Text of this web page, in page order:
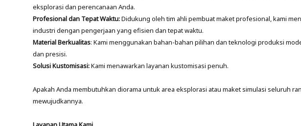
eksplorasi dan perencanaan Anda.
Profesional dan Tepat Waktu:Didukung oleh tim ahli pembuat maket profesional, kami
industri dengan pengerjaan yang efisien dan tepat waktu.
Material Berkualitas: Kami menggunakan bahan-bahan pilihan dan teknologi produksi
dan presisi.
Solusi Kustomisasi:Kami menawarkan layanan kustomisasi penuh.
Apakah Anda membutuhkan diorama untuk area eksplorasi atau maket simulasi seluruh
mewujudkannya.